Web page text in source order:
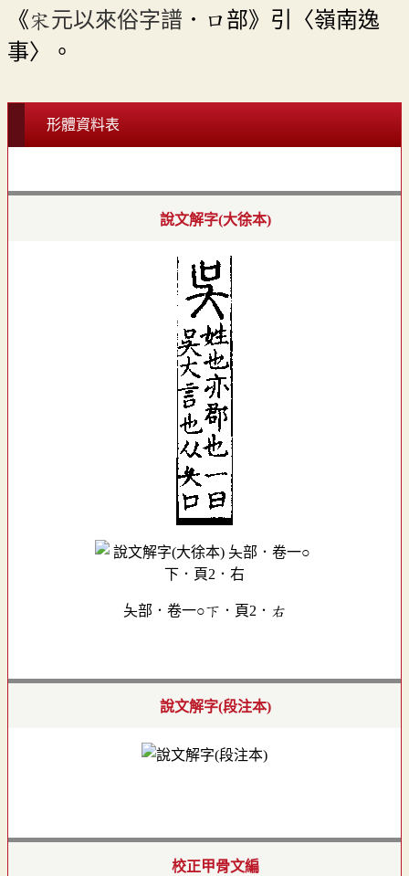
《宋元以來俗字譜 ．口部》引〈嶺南逸
事〉。
形體資料表
說文解字(大徐本)
夨部．卷一○下．頁2．右
說文解字(段注本)
校正甲骨文編